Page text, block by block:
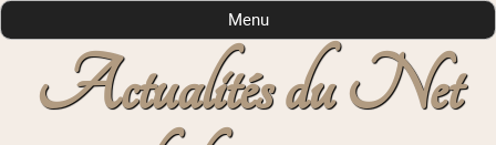
Actualités du Net
Menu